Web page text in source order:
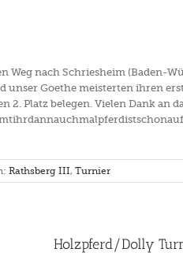
Weg nach Schriesheim (Baden-
unser Goethe meisterten ihren
2. Platz belegen. Vielen Dank an
Rathsberg III, Turnier
Holzpferd/Dolly